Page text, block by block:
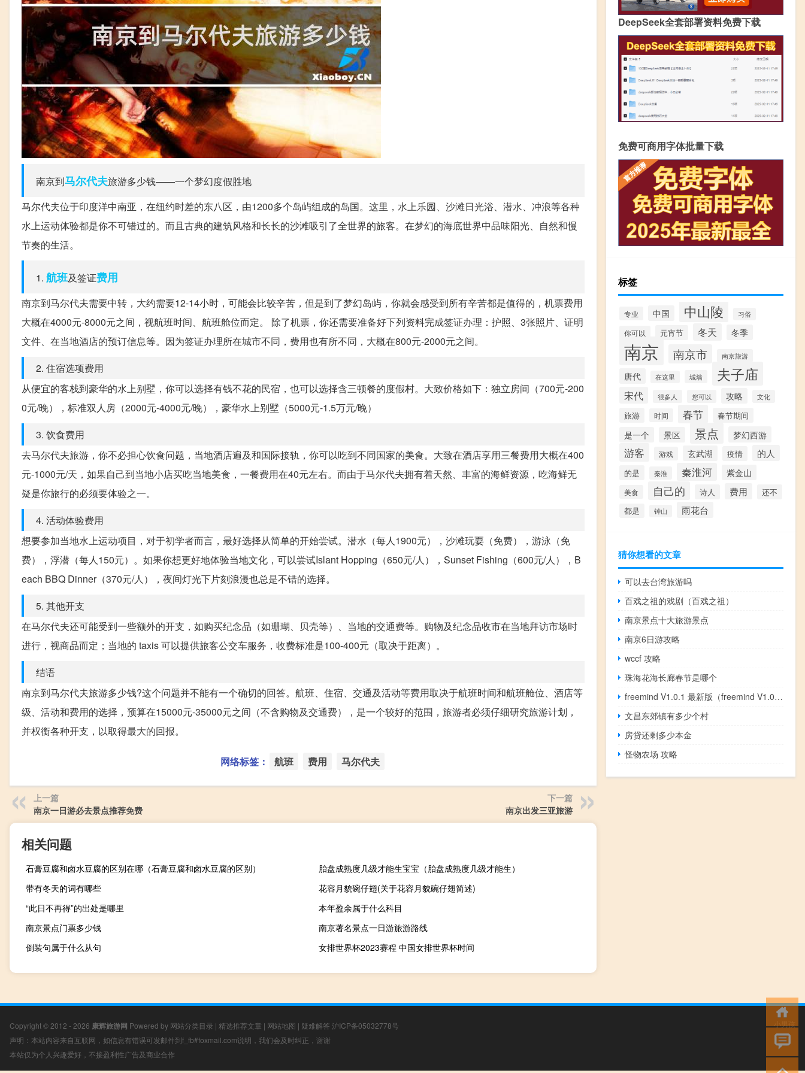
南京到马尔代夫旅游多少钱——一个梦幻度假胜地
马尔代夫位于印度洋中南亚，在纽约时差的东八区，由1200多个岛屿组成的岛国。这里，水上乐园、沙滩日光浴、潜水、冲浪等各种
水上运动体验都是你不可错过的。而且古典的建筑风格和长长的沙滩吸引了全世界的旅客。在梦幻的海底世界中品味阳光、自然和慢
节奏的生活。
1. 航班及签证费用
南京到马尔代夫需要中转，大约需要12-14小时，可能会比较辛苦，但是到了梦幻岛屿，你就会感受到所有辛苦都是值得的，机票费用
大概在4000元-8000元之间，视航班时间、航班舱位而定。 除了机票，你还需要准备好下列资料完成签证办理：护照、3张照片、证明
文件、在当地酒店的预订信息等。因为签证办理所在城市不同，费用也有所不同，大概在800元-2000元之间。
2. 住宿选项费用
从便宜的客栈到豪华的水上别墅，你可以选择有钱不花的民宿，也可以选择含三顿餐的度假村。大致价格如下：独立房间（700元-200
0元/晚），标准双人房（2000元-4000元/晚），豪华水上别墅（5000元-1.5万元/晚）
3. 饮食费用
去马尔代夫旅游，你不必担心饮食问题，当地酒店遍及和国际接轨，你可以吃到不同国家的美食。大致在酒店享用三餐费用大概在400
元-1000元/天，如果自己到当地小店买吃当地美食，一餐费用在40元左右。而由于马尔代夫拥有着天然、丰富的海鲜资源，吃海鲜无
疑是你旅行的必须要体验之一。
4. 活动体验费用
想要参加当地水上运动项目，对于初学者而言，最好选择从简单的开始尝试。潜水（每人1900元），沙滩玩耍（免费），游泳（免
费），浮潜（每人150元）。如果你想更好地体验当地文化，可以尝试Islant Hopping（650元/人），Sunset Fishing（600元/人），B
each BBQ Dinner（370元/人），夜间灯光下片刻浪漫也总是不错的选择。
5. 其他开支
在马尔代夫还可能受到一些额外的开支，如购买纪念品（如珊瑚、贝壳等）、当地的交通费等。购物及纪念品收市在当地拜访市场时
进行，视商品而定；当地的 taxis 可以提供旅客公交车服务，收费标准是100-400元（取决于距离）。
结语
南京到马尔代夫旅游多少钱?这个问题并不能有一个确切的回答。航班、住宿、交通及活动等费用取决于航班时间和航班舱位、酒店等
级、活动和费用的选择，预算在15000元-35000元之间（不含购物及交通费），是一个较好的范围，旅游者必须仔细研究旅游计划，
并权衡各种开支，以取得最大的回报。
网络标签： 航班 费用 马尔代夫
上一篇
南京一日游必去景点推荐免费
下一篇
南京出发三亚旅游
相关问题
石膏豆腐和卤水豆腐的区别在哪（石膏豆腐和卤水豆腐的区别）
胎盘成熟度几级才能生宝宝（胎盘成熟度几级才能生）
带有冬天的词有哪些
花容月貌碗仔翅(关于花容月貌碗仔翅简述)
“此日不再得”的出处是哪里
本年盈余属于什么科目
南京景点门票多少钱
南京著名景点一日游旅游路线
倒装句属于什么从句
女排世界杯2023赛程 中国女排世界杯时间
DeepSeek全套部署资料免费下载
免费可商用字体批量下载
标签
专业 中国 中山陵 习俗
你可以 元宵节 冬天 冬季
南京 南京市 南京旅游
唐代 在这里 城墙 夫子庙
宋代 很多人 您可以 攻略 文化
旅游 时间 春节 春节期间
是一个 景区 景点 梦幻西游
游客 游戏 玄武湖 疫情 的人
的是 秦淮 秦淮河 紫金山
美食 自己的 诗人 费用 还不
都是 钟山 雨花台
猜你想看的文章
可以去台湾旅游吗
百戏之祖的戏剧（百戏之祖）
南京景点十大旅游景点
南京6日游攻略
wccf 攻略
珠海花海长廊春节是哪个
freemind V1.0.1 最新版（freemind V1.0.1 最新版功能简介）
文昌东郊镇有多少个村
房贷还剩多少本金
怪物农场 攻略
Copyright © 2012 - 2026 康辉旅游网 Powered by 网站分类目录 | 精选推荐文章 | 网站地图 | 疑难解答 沪ICP备05032778号
声明：本站内容来自互联网，如信息有错误可发邮件到f_fb#foxmail.com说明，我们会及时纠正，谢谢
本站仅为个人兴趣爱好，不接盈利性广告及商业合作